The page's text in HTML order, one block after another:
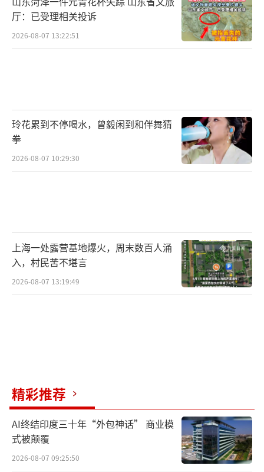
厅：已受理相关投诉
2026-08-07 13:22:51
玲花累到不停喝水，曾毅闲到和伴舞猜
拳
2026-08-07 10:29:30
上海一处露营基地爆火，周末数百人涌
入，村民苦不堪言
2026-08-07 13:19:49
精彩推荐
AI终结印度三十年“外包神话” 商业模
式被颠覆
2026-08-07 09:25:50